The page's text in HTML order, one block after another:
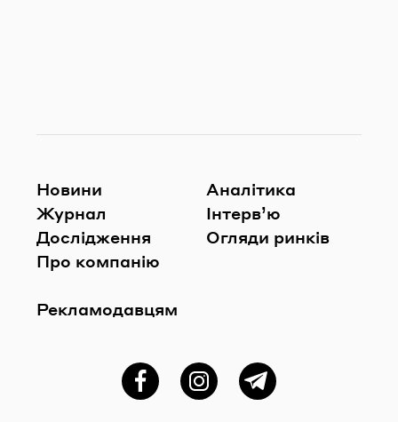
Новини
Журнал
Дослідження
Про компанію
Рекламодавцям
Аналітика
Інтерв’ю
Огляди ринків
ФейсбукInstagramTelegram